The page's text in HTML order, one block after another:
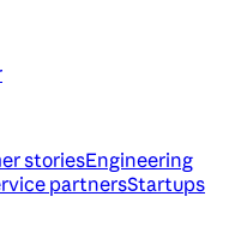
storiesEngineering
partnersStartups